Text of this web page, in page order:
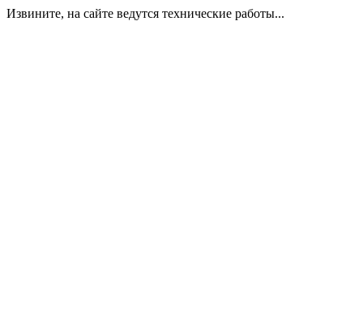
Извините, на сайте ведутся технические работы...